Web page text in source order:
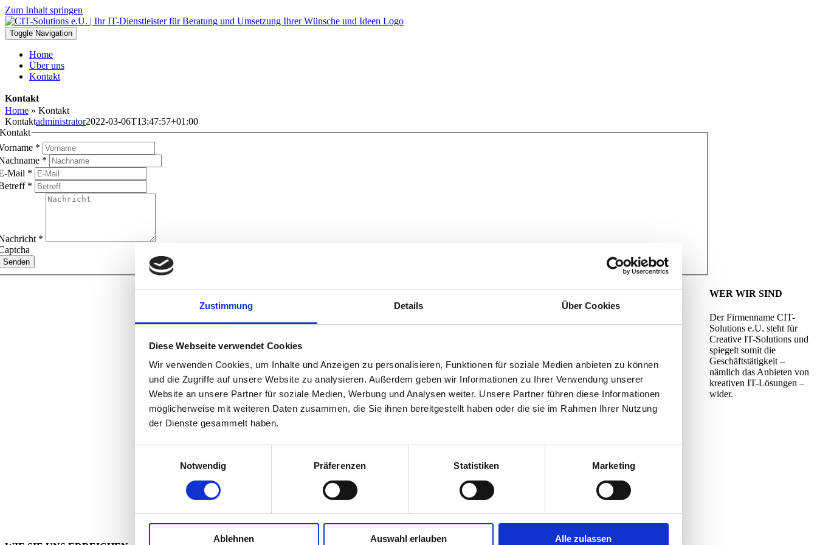
Zustimmung Details Über Cookies
Diese Webseite verwendet Cookies
Wir verwenden Cookies, um Inhalte und Anzeigen zu personalisieren, Funktionen für soziale Medien anbieten zu können
und die Zugriffe auf unsere Website zu analysieren. Außerdem geben wir Informationen zu Ihrer Verwendung unserer
Website an unsere Partner für soziale Medien, Werbung und Analysen weiter. Unsere Partner führen diese Informationen
möglicherweise mit weiteren Daten zusammen, die Sie ihnen bereitgestellt haben oder die sie im Rahmen Ihrer Nutzung
der Dienste gesammelt haben.
Notwendig
Präferenzen Statistiken Marketing
Ablehnen Auswahl erlauben Alle zulassen
Zum Inhalt springen
Toggle Navigation
Home
Über uns
Kontakt
Kontakt
Home » Kontakt
Kontaktadministrator2022-03-06T13:47:57+01:00
Kontakt
*
*
Mail *
*
*
Senden
WER WIR SIND
Der Firmenname CIT-
Solutions e.U. steht für
Creative IT-Solutions und
spiegelt somit die
Geschäftstätigkeit –
nämlich das Anbieten von
kreativen IT-Lösungen –
wider.